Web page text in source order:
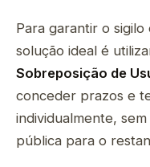
Para garantir o sigilo
solução ideal é
Sobreposição de
conceder prazos e
individualmente,
pública para o